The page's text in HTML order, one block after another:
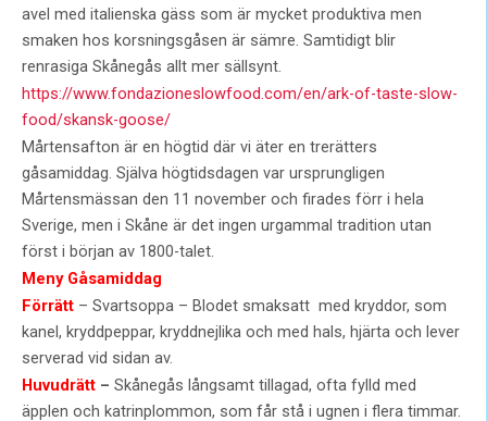
avel med italienska gäss som är mycket produktiva men
smaken hos korsningsgåsen är sämre. Samtidigt blir
renrasiga Skånegås allt mer sällsynt.
https://www.fondazioneslowfood.com/en/ark-of-taste-slow-
food/skansk-goose/
Mårtensafton är en högtid där vi äter en trerätters
gåsamiddag. Själva högtidsdagen var ursprungligen
Mårtensmässan den 11 november och firades förr i hela
Sverige, men i Skåne är det ingen urgammal tradition utan
först i början av 1800-talet.
Meny Gåsamiddag
Förrätt – Svartsoppa – Blodet smaksatt med kryddor, som
kanel, kryddpeppar, kryddnejlika och med hals, hjärta och lever
serverad vid sidan av.
Huvudrätt – Skånegås långsamt tillagad, ofta fylld med
äpplen och katrinplommon, som får stå i ugnen i flera timmar.